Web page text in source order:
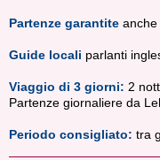
Partenze garantite anche
Guide locali parlanti
Viaggio di 3 giorni: 2
Partenze giornaliere da
Periodo consigliato: tra